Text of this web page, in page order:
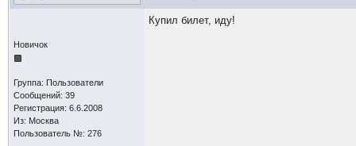
Новичок
Группа: Пользователи
Сообщений: 39
Регистрация: 6.6.2008
Из: Москва
Пользователь №: 276
Купил билет, иду!